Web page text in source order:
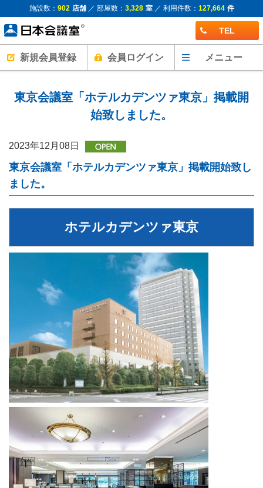
施設数： 902 店舗／ 部屋数： 3,328 室／ 利用件数： 127,664 件
TEL
新規会員登録 会員ログイン メニュー
東京会議室「ホテルカデンツァ東京」掲載開
始致しました。
2023年12月08日
東京会議室「ホテルカデンツァ東京」掲載開始致し
ました。
ホテルカデンツァ東京